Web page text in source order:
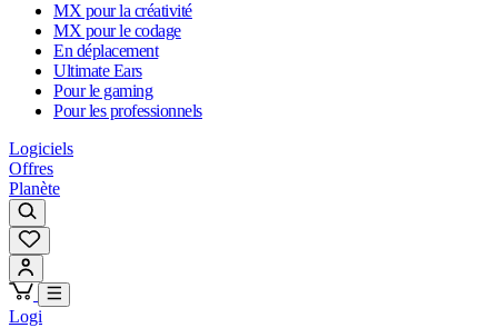
MX pour la créativité
MX pour le codage
En déplacement
Ultimate Ears
Pour le gaming
Pour les professionnels
Logiciels
Offres
Planète
Logi